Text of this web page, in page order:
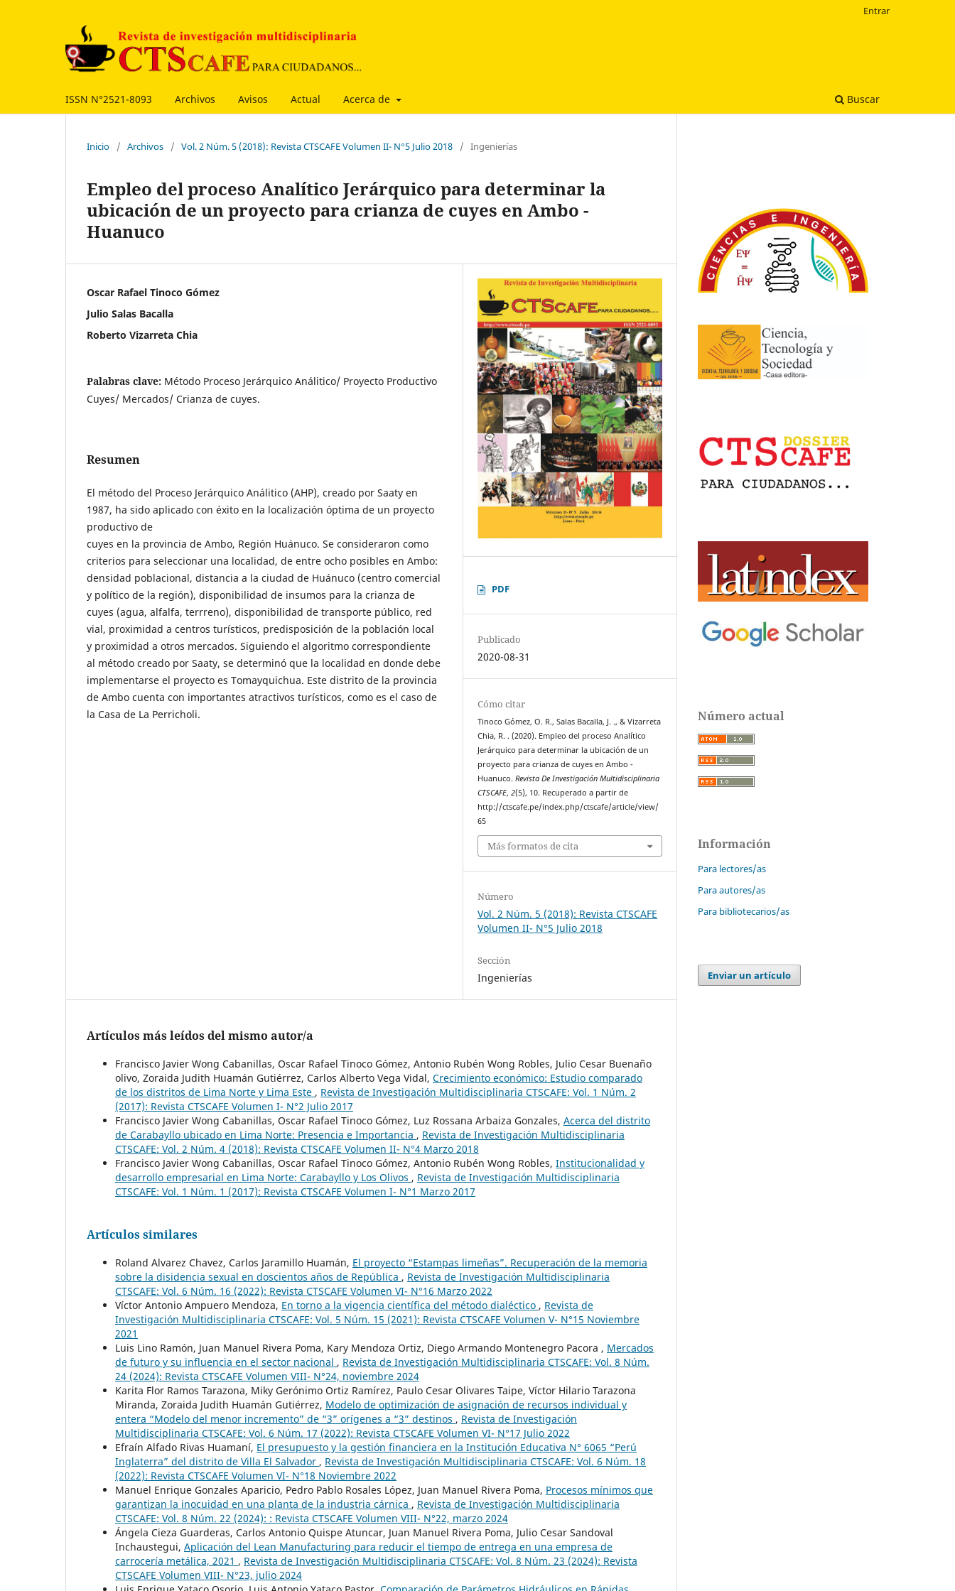
ISSN N°2521-8093 Archivos Avisos Actual Acerca de Buscar
Entrar
Inicio / Archivos / Vol. 2 Núm. 5 (2018): Revista CTSCAFE Volumen II- N°5 Julio 2018 / Ingenierías
Empleo del proceso Analítico Jerárquico para determinar la
ubicación de un proyecto para crianza de cuyes en Ambo -
Huanuco
Oscar Rafael Tinoco Gómez
Julio Salas Bacalla
Roberto Vizarreta Chia
Palabras clave: Método Proceso Jerárquico Análitico/ Proyecto Productivo
Cuyes/ Mercados/ Crianza de cuyes.
Resumen
El método del Proceso Jerárquico Análitico (AHP), creado por Saaty en
1987, ha sido aplicado con éxito en la localización óptima de un proyecto
productivo de
cuyes en la provincia de Ambo, Región Huánuco. Se consideraron como
criterios para seleccionar una localidad, de entre ocho posibles en Ambo:
densidad poblacional, distancia a la ciudad de Huánuco (centro comercial
y político de la región), disponibilidad de insumos para la crianza de
cuyes (agua, alfalfa, terrreno), disponibilidad de transporte público, red
vial, proximidad a centros turísticos, predisposición de la población local
y proximidad a otros mercados. Siguiendo el algoritmo correspondiente
al método creado por Saaty, se determinó que la localidad en donde debe
implementarse el proyecto es Tomayquichua. Este distrito de la provincia
de Ambo cuenta con importantes atractivos turísticos, como es el caso de
la Casa de La Perricholi.
PDF
Publicado
2020-08-31
Cómo citar
Tinoco Gómez, O. R., Salas Bacalla, J. ., & Vizarreta
Chia, R. . (2020). Empleo del proceso Analítico
Jerárquico para determinar la ubicación de un
proyecto para crianza de cuyes en Ambo -
Huanuco.Revista De Investigación Multidisciplinaria
CTSCAFE,2(5), 10. Recuperado a partir de
http://ctscafe.pe/index.php/ctscafe/article/view/
65
Más formatos de cita
Número
Vol. 2 Núm. 5 (2018): Revista CTSCAFE
Volumen II- N°5 Julio 2018
Sección
Ingenierías
Artículos más leídos del mismo autor/a
Francisco Javier Wong Cabanillas, Oscar Rafael Tinoco Gómez, Antonio Rubén Wong Robles, Julio Cesar Buenaño
olivo, Zoraida Judith Huamán Gutiérrez, Carlos Alberto Vega Vidal, Crecimiento económico: Estudio comparado
de los distritos de Lima Norte y Lima Este , Revista de Investigación Multidisciplinaria CTSCAFE: Vol. 1 Núm. 2
(2017): Revista CTSCAFE Volumen I- N°2 Julio 2017
Francisco Javier Wong Cabanillas, Oscar Rafael Tinoco Gómez, Luz Rossana Arbaiza Gonzales, Acerca del distrito
de Carabayllo ubicado en Lima Norte: Presencia e Importancia , Revista de Investigación Multidisciplinaria
CTSCAFE: Vol. 2 Núm. 4 (2018): Revista CTSCAFE Volumen II- N°4 Marzo 2018
Francisco Javier Wong Cabanillas, Oscar Rafael Tinoco Gómez, Antonio Rubén Wong Robles, Institucionalidad y
desarrollo empresarial en Lima Norte: Carabayllo y Los Olivos , Revista de Investigación Multidisciplinaria
CTSCAFE: Vol. 1 Núm. 1 (2017): Revista CTSCAFE Volumen I- N°1 Marzo 2017
Artículos similares
Roland Alvarez Chavez, Carlos Jaramillo Huamán, El proyecto “Estampas limeñas”. Recuperación de la memoria
sobre la disidencia sexual en doscientos años de República , Revista de Investigación Multidisciplinaria
CTSCAFE: Vol. 6 Núm. 16 (2022): Revista CTSCAFE Volumen VI- N°16 Marzo 2022
Víctor Antonio Ampuero Mendoza, En torno a la vigencia científica del método dialéctico , Revista de
Investigación Multidisciplinaria CTSCAFE: Vol. 5 Núm. 15 (2021): Revista CTSCAFE Volumen V- N°15 Noviembre
2021
Luis Lino Ramón, Juan Manuel Rivera Poma, Kary Mendoza Ortiz, Diego Armando Montenegro Pacora , Mercados
de futuro y su influencia en el sector nacional , Revista de Investigación Multidisciplinaria CTSCAFE: Vol. 8 Núm.
24 (2024): Revista CTSCAFE Volumen VIII- N°24, noviembre 2024
Karita Flor Ramos Tarazona, Miky Gerónimo Ortiz Ramírez, Paulo Cesar Olivares Taipe, Víctor Hilario Tarazona
Miranda, Zoraida Judith Huamán Gutiérrez, Modelo de optimización de asignación de recursos individual y
entera “Modelo del menor incremento” de “3” orígenes a “3” destinos , Revista de Investigación
Multidisciplinaria CTSCAFE: Vol. 6 Núm. 17 (2022): Revista CTSCAFE Volumen VI- N°17 Julio 2022
Efraín Alfado Rivas Huamaní, El presupuesto y la gestión financiera en la Institución Educativa N° 6065 “Perú
Inglaterra” del distrito de Villa El Salvador , Revista de Investigación Multidisciplinaria CTSCAFE: Vol. 6 Núm. 18
(2022): Revista CTSCAFE Volumen VI- N°18 Noviembre 2022
Manuel Enrique Gonzales Aparicio, Pedro Pablo Rosales López, Juan Manuel Rivera Poma, Procesos mínimos que
garantizan la inocuidad en una planta de la industria cárnica , Revista de Investigación Multidisciplinaria
CTSCAFE: Vol. 8 Núm. 22 (2024): : Revista CTSCAFE Volumen VIII- N°22, marzo 2024
Ángela Cieza Guarderas, Carlos Antonio Quispe Atuncar, Juan Manuel Rivera Poma, Julio Cesar Sandoval
Inchaustegui, Aplicación del Lean Manufacturing para reducir el tiempo de entrega en una empresa de
carrocería metálica, 2021 , Revista de Investigación Multidisciplinaria CTSCAFE: Vol. 8 Núm. 23 (2024): Revista
CTSCAFE Volumen VIII- N°23, julio 2024
Número actual
Información
Para lectores/as
Para autores/as
Para bibliotecarios/as
Enviar un artículo